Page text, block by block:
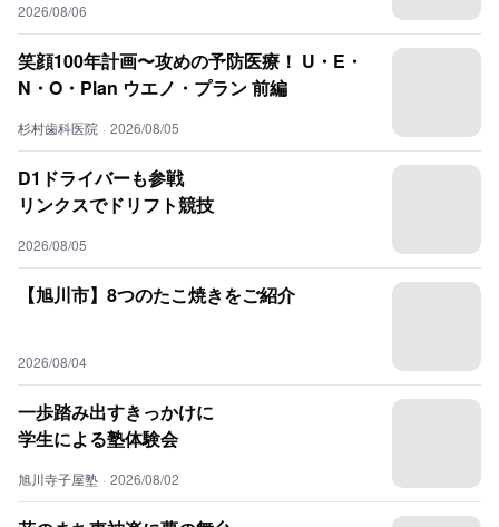
2026/08/06
笑顔100年計画〜攻めの予防医療！ U・E・
N・O・Plan ウエノ・プラン 前編
杉村歯科医院 · 2026/08/05
D1ドライバーも参戦
リンクスでドリフト競技
2026/08/05
【旭川市】8つのたこ焼きをご紹介
2026/08/04
一歩踏み出すきっかけに
学生による塾体験会
旭川寺子屋塾 · 2026/08/02